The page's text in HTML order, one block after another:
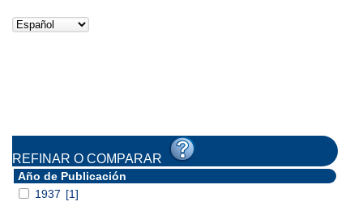
REFINAR O COMPARAR
Año de Publicación
1937 [1]